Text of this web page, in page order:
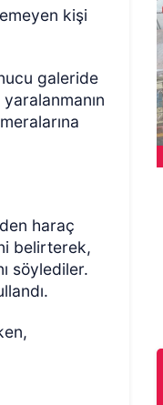
kişi
galeride
haraç
belirterek,
söylediler.